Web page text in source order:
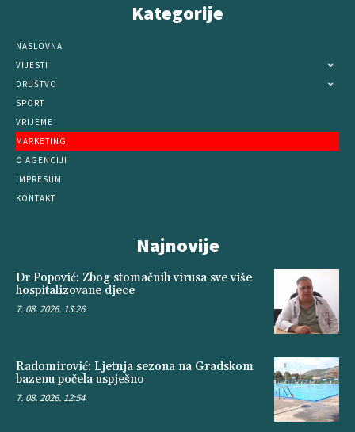
Kategorije
NASLOVNA
VIJESTI
DRUŠTVO
SPORT
VRIJEME
MARKETING
O AGENCIJI
IMPRESUM
KONTAKT
Najnovije
Dr Popović: Zbog stomačnih virusa sve više
hospitalizovane djece
7. 08. 2026. 13:26
Radomirović: Ljetnja sezona na Gradskom
bazenu počela uspješno
7. 08. 2026. 12:54